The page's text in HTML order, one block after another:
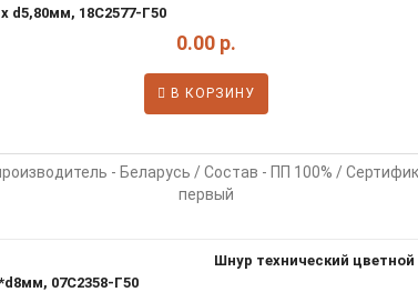
0.00 р.
В КОРЗИНУ
- Беларусь / Состав - ПП 100% /
первый
Шнур технический